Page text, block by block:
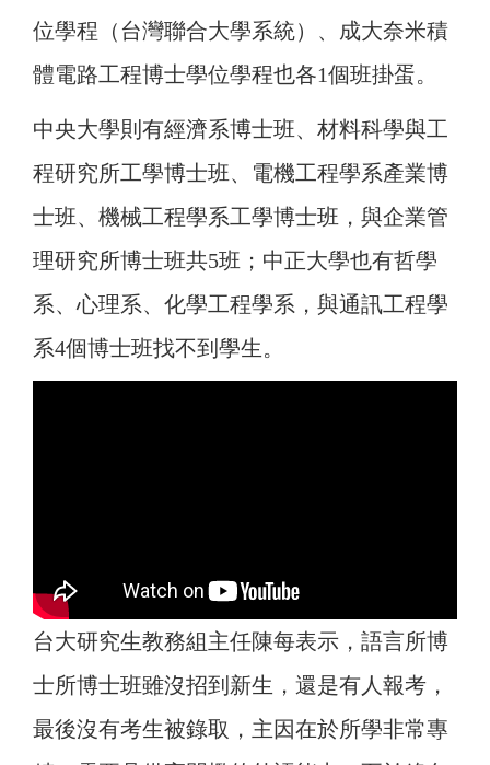
位學程（台灣聯合大學系統）、成大奈米積
體電路工程博士學位學程也各1個班掛蛋。
中央大學則有經濟系博士班、材料科學與工
程研究所工學博士班、電機工程學系產業博
士班、機械工程學系工學博士班，與企業管
理研究所博士班共5班；中正大學也有哲學
系、心理系、化學工程學系，與通訊工程學
系4個博士班找不到學生。
台大研究生教務組主任陳每表示，語言所博
士所博士班雖沒招到新生，還是有人報考，
最後沒有考生被錄取，主因在於所學非常專